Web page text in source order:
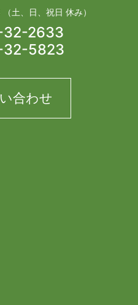
土、日、祝日 休み）
2633
5823
合わせ